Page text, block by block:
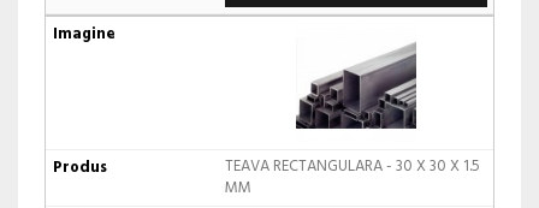
TEAVA RECTANGULARA - 30 X 30 X 1.5
MM